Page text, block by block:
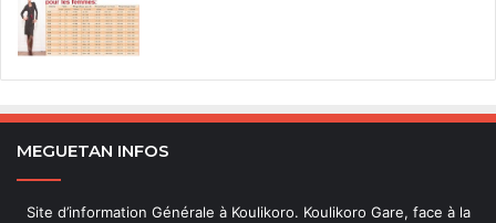
MEGUETAN INFOS
Site d’information Générale à Koulikoro. Koulikoro Gare, face à la